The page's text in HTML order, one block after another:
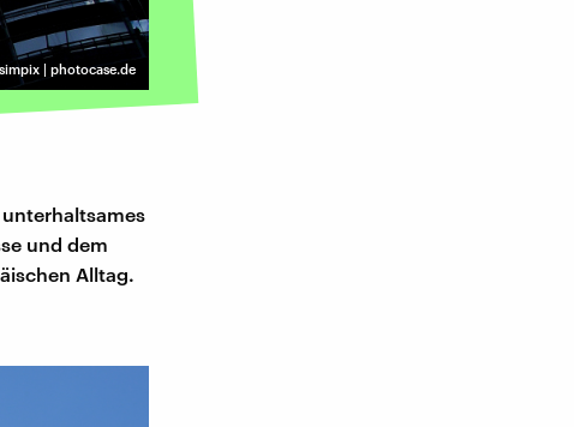
simpix | photocase.de
und dem
Alltag.